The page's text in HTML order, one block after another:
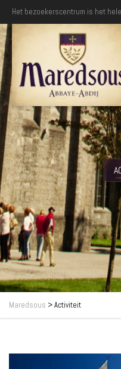
Het bezoekerscentrum is het
Maredsous >Activiteit